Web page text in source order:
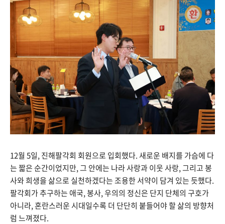
12월 5일, 진해팔각회 회원으로 입회했다. 새로운 배지를 가슴에 다
는 짧은 순간이었지만, 그 안에는 나라 사랑과 이웃 사랑, 그리고 봉
사와 희생을 삶으로 실천하겠다는 조용한 서약이 담겨 있는 듯했다.
팔각회가 추구하는 애국, 봉사, 우의의 정신은 단지 단체의 구호가
아니라, 혼란스러운 시대일수록 더 단단히 붙들어야 할 삶의 방향처
럼 느껴졌다.​